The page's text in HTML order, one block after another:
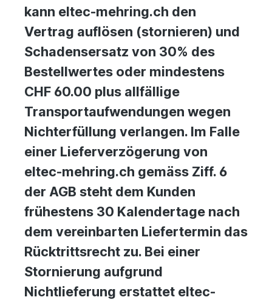
kann eltec-mehring.ch den
Vertrag auflösen (stornieren) und
Schadensersatz von 30% des
Bestellwertes oder mindestens
CHF 60.00 plus allfällige
Transportaufwendungen wegen
Nichterfüllung verlangen. Im Falle
einer Lieferverzögerung von
eltec-mehring.ch gemäss Ziff. 6
der AGB steht dem Kunden
frühestens 30 Kalendertage nach
dem vereinbarten Liefertermin das
Rücktrittsrecht zu. Bei einer
Stornierung aufgrund
Nichtlieferung erstattet eltec-